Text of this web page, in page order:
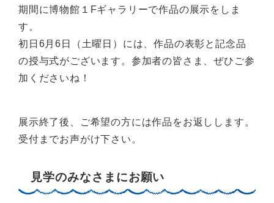
期間に博物館１Fギャラリーで作品の展示をしま
す。
初日6月6日（土曜日）には、作品の表彰と記念品
の授与式がございます。参加者の皆さま、ぜひご参
加くださいね！
展示終了後、ご希望の方には作品をお返しします。
受付までお声がけ下さい。
見学のみなさまにお願い